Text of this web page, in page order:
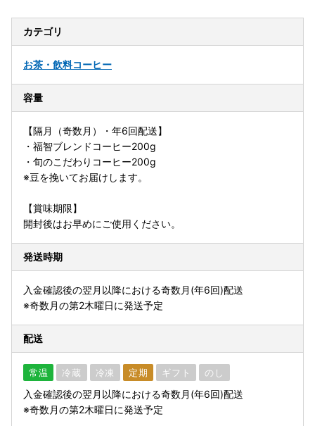
カテゴリ
お茶・飲料コーヒー
容量
【隔月（奇数月）・年6回配送】
・福智ブレンドコーヒー200g
・旬のこだわりコーヒー200g
※豆を挽いてお届けします。
【賞味期限】
開封後はお早めにご使用ください。
発送時期
入金確認後の翌月以降における奇数月(年6回)配送
※奇数月の第2木曜日に発送予定
配送
常温 冷蔵 冷凍 定期 ギフト のし
入金確認後の翌月以降における奇数月(年6回)配送
※奇数月の第2木曜日に発送予定